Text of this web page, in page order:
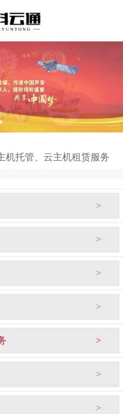
机托管、云主机租赁服务